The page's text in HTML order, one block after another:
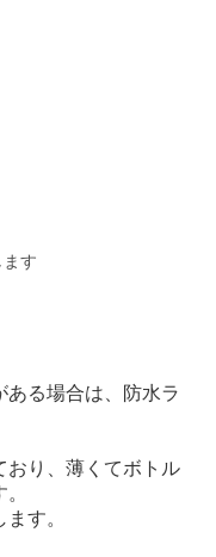
す
る場合は、防水ラ
おり、薄くてボトル
す。